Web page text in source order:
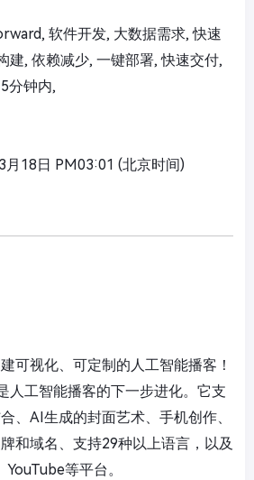
软件开发, 大数据需求, 快速
建, 依赖减少, 一键部署, 快速交付,
分钟内,
月18日 PM03:01 (北京时间)
可视化、可定制的人工智能播客！
人工智能播客的下一步进化。它支
、AI生成的封面艺术、手机创作、
和域名、支持29种以上语言，以及
等平台。